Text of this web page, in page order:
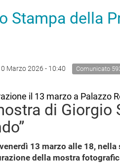
Stampa della
Marzo 2026 - 10:40 Comunicato
il 13 marzo a Palazzo
di Giorgio
13 marzo alle 18,
della mostra